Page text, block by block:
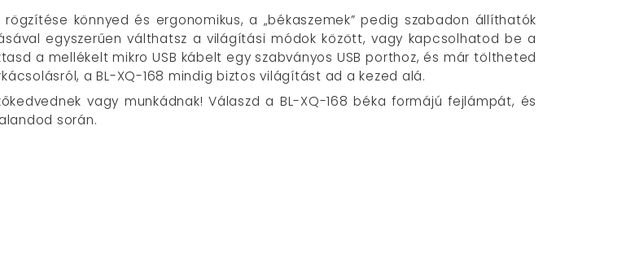
könnyed és ergonomikus, a „békaszemek” pedig szabadon állíthatók
egyszerűen válthatsz a világítási módok között, vagy kapcsolhatod be a
a mellékelt mikro USB kábelt egy szabványos USB porthoz, és már töltheted
a BL-XQ-168 mindig biztos világítást ad a kezed alá.
vagy munkádnak! Válaszd a BL-XQ-168 béka formájú fejlámpát, és
során.